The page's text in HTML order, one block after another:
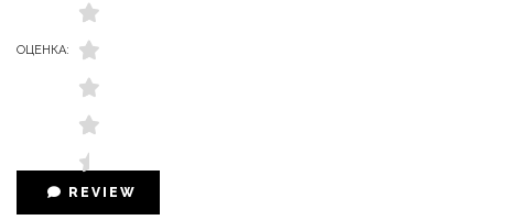
ОЦЕНКА:
REVIEW